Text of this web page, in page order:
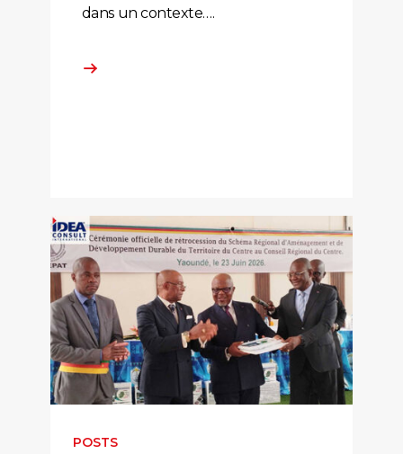
dans un contexte….
POSTS